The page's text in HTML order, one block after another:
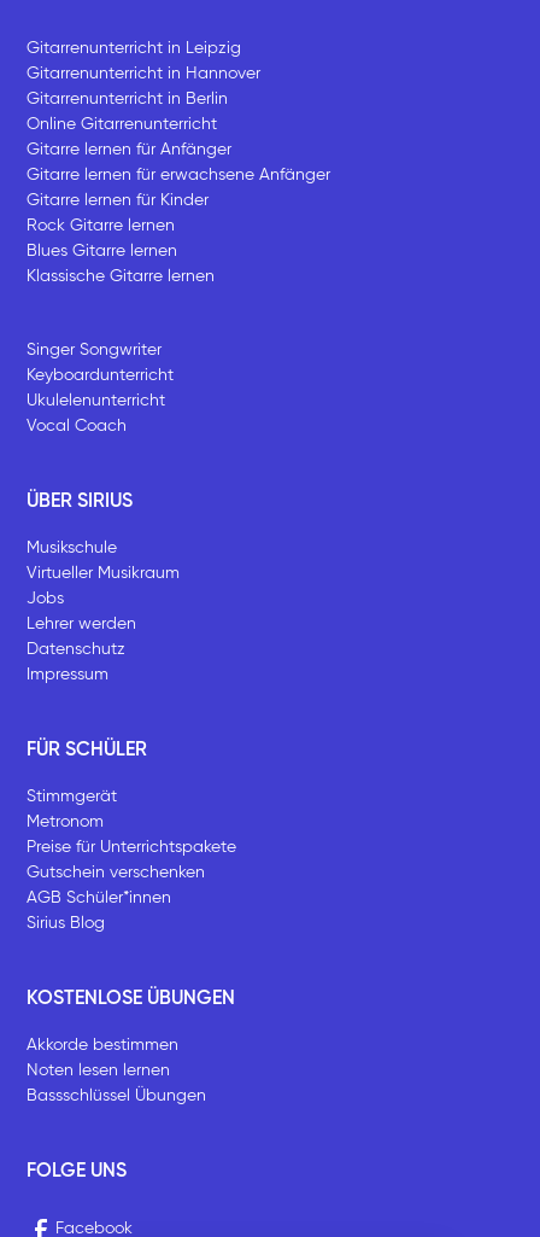
Gitarrenunterricht in Leipzig
Gitarrenunterricht in Hannover
Gitarrenunterricht in Berlin
Online Gitarrenunterricht
Gitarre lernen für Anfänger
Gitarre lernen für erwachsene Anfänger
Gitarre lernen für Kinder
Rock Gitarre lernen
Blues Gitarre lernen
Klassische Gitarre lernen
Singer Songwriter
Keyboardunterricht
Ukulelenunterricht
Vocal Coach
ÜBER SIRIUS
Musikschule
Virtueller Musikraum
Jobs
Lehrer werden
Datenschutz
Impressum
FÜR SCHÜLER
Stimmgerät
Metronom
Preise für Unterrichtspakete
Gutschein verschenken
AGB Schüler*innen
Sirius Blog
KOSTENLOSE ÜBUNGEN
Akkorde bestimmen
Noten lesen lernen
Bassschlüssel Übungen
FOLGE UNS
Facebook